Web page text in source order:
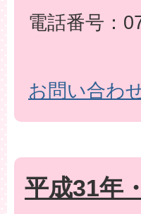
電話番号：
お問い合わ
平成31年